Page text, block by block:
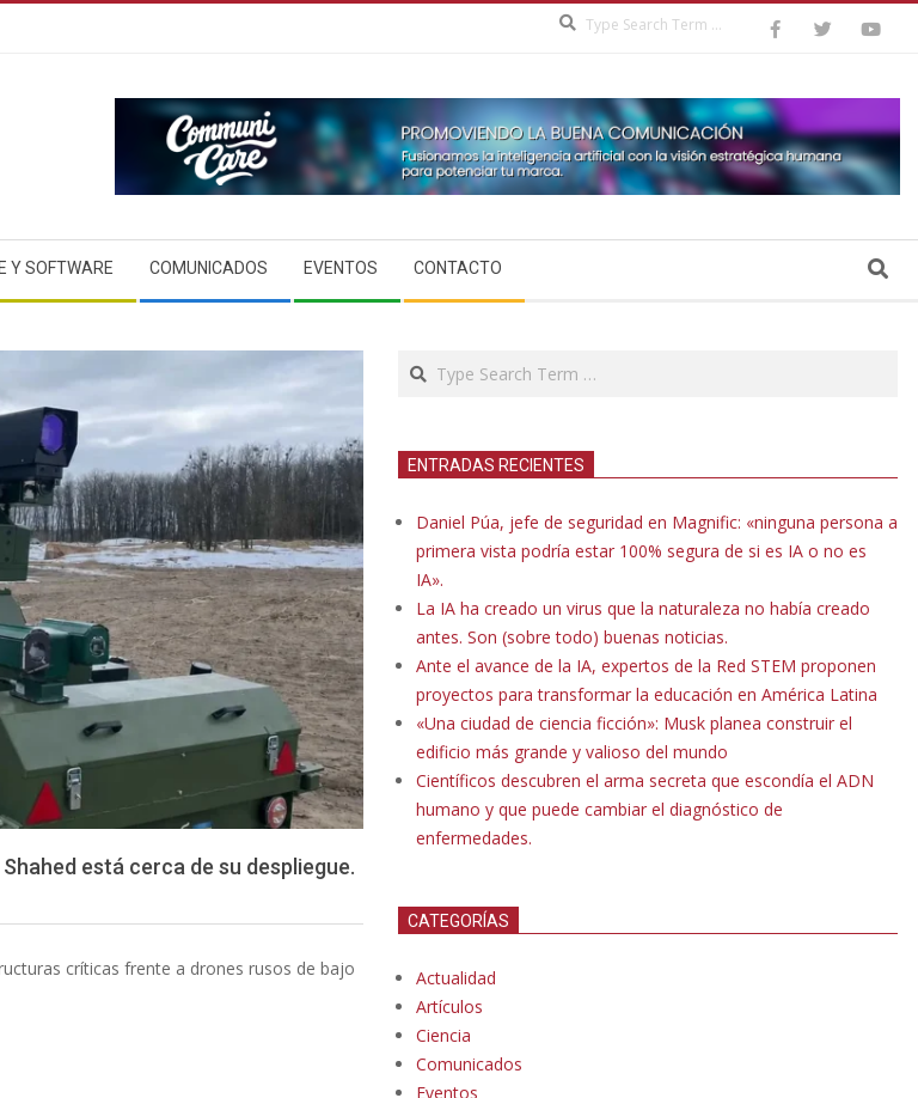
Y SOFTWARE COMUNICADOS EVENTOS CONTACTO Search
está cerca de su despliegue.
críticas frente a drones rusos de bajo
Search
ENTRADAS RECIENTES
Daniel Púa, jefe de seguridad en Magnific: «ninguna persona a
primera vista podría estar 100% segura de si es IA o no es
IA».
La IA ha creado un virus que la naturaleza no había creado
antes. Son (sobre todo) buenas noticias.
Ante el avance de la IA, expertos de la Red STEM proponen
proyectos para transformar la educación en América Latina
«Una ciudad de ciencia ficción»: Musk planea construir el
edificio más grande y valioso del mundo
Científicos descubren el arma secreta que escondía el ADN
humano y que puede cambiar el diagnóstico de
enfermedades.
CATEGORÍAS
Actualidad
Artículos
Ciencia
Comunicados
Eventos